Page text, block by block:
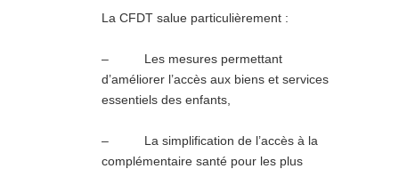
La CFDT salue particulièrement :
– Les mesures permettant
d’améliorer l’accès aux biens et services
essentiels des enfants,
– La simplification de l’accès à la
complémentaire santé pour les plus